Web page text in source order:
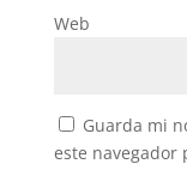
Web
Guarda mi
este navegador